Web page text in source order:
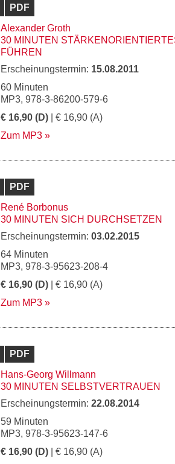
PDF
Alexander Groth
30 MINUTEN
FÜHREN
Erscheinungstermin: 15.08.2011
60 Minuten
MP3, 978-3-86200-579-6
€ 16,90 (D) | € 16,90 (A)
Zum MP3
PDF
René Borbonus
30 MINUTEN SICH DURCHSETZEN
Erscheinungstermin: 03.02.2015
64 Minuten
MP3, 978-3-95623-208-4
€ 16,90 (D) | € 16,90 (A)
Zum MP3
PDF
Hans-Georg Willmann
30 MINUTEN SELBSTVERTRAUEN
Erscheinungstermin: 22.08.2014
59 Minuten
MP3, 978-3-95623-147-6
€ 16,90 (D) | € 16,90 (A)